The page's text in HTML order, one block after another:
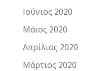
Ιούνιος 2020
Μάιος 2020
Απρίλιος 2020
Μάρτιος 2020